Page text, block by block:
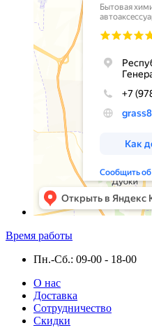
Время работы
Пн.-Сб.: 09-00 - 18-00
О нас
Доставка
Сотрудничество
Скидки